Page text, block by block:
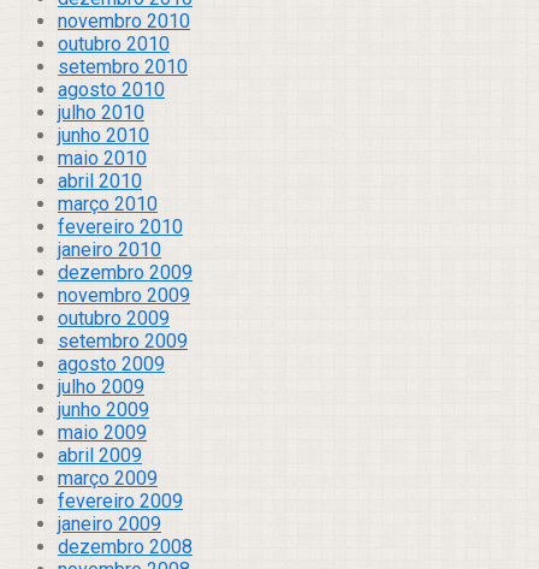
novembro 2010
outubro 2010
setembro 2010
agosto 2010
julho 2010
junho 2010
maio 2010
abril 2010
março 2010
fevereiro 2010
janeiro 2010
dezembro 2009
novembro 2009
outubro 2009
setembro 2009
agosto 2009
julho 2009
junho 2009
maio 2009
abril 2009
março 2009
fevereiro 2009
janeiro 2009
dezembro 2008